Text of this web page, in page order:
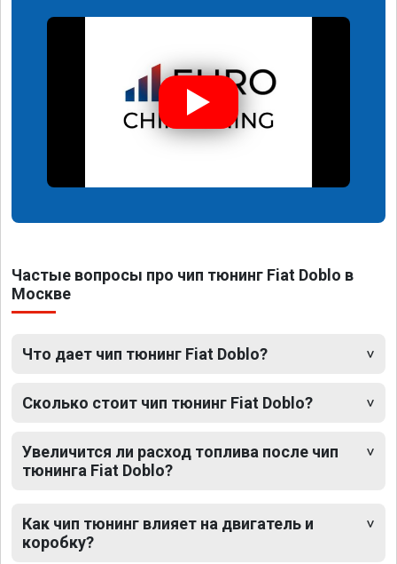
Частые вопросы про чип тюнинг Fiat Doblo в
Москве
Что дает чип тюнинг Fiat Doblo?
Сколько стоит чип тюнинг Fiat Doblo?
Увеличится ли расход топлива после чип
тюнинга Fiat Doblo?
Как чип тюнинг влияет на двигатель и
коробку?